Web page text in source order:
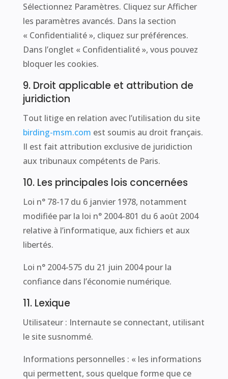
Sélectionnez Paramètres. Cliquez sur Afficher
les paramètres avancés. Dans la section
« Confidentialité », cliquez sur préférences.
Dans l’onglet « Confidentialité », vous pouvez
bloquer les cookies.
9. Droit applicable et attribution de
juridiction
Tout litige en relation avec l’utilisation du site
birding-msm.com est soumis au droit français.
Il est fait attribution exclusive de juridiction
aux tribunaux compétents de Paris.
10. Les principales lois concernées
Loi n° 78-17 du 6 janvier 1978, notamment
modifiée par la loi n° 2004-801 du 6 août 2004
relative à l’informatique, aux fichiers et aux
libertés.
Loi n° 2004-575 du 21 juin 2004 pour la
confiance dans l’économie numérique.
11. Lexique
Utilisateur : Internaute se connectant, utilisant
le site susnommé.
Informations personnelles : « les informations
qui permettent, sous quelque forme que ce